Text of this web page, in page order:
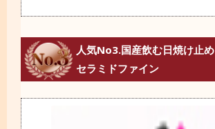
人気No3.国産飲む日焼け止め
セラミドファイン